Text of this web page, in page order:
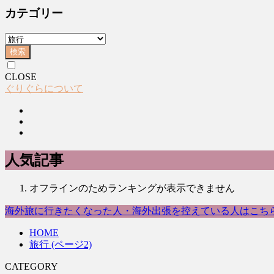
カテゴリー
検索
CLOSE
ぐりぐらについて
人気記事
オフラインのためランキングが表示できません
海外旅に行きたくなった人・海外出張を控えている人はこち
HOME
旅行 (ページ2)
CATEGORY